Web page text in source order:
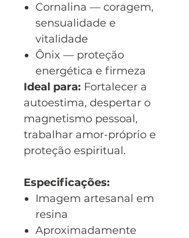
Cornalina — coragem,
sensualidade e
vitalidade
Ônix — proteção
energética e firmeza
Ideal para: Fortalecer a
autoestima, despertar o
magnetismo pessoal,
trabalhar amor-próprio e
proteção espiritual.
Especificações:
Imagem artesanal em
resina
Aproximadamente